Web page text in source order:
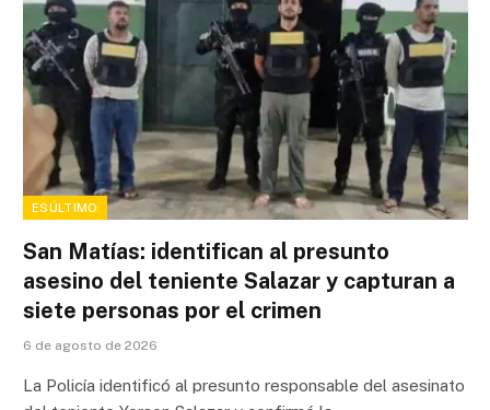
ESÚLTIMO
San Matías: identifican al presunto
asesino del teniente Salazar y capturan a
siete personas por el crimen
6 de agosto de 2026
La Policía identificó al presunto responsable del asesinato